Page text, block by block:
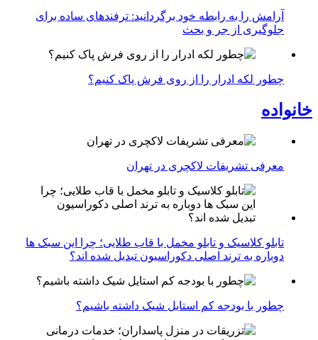
آرامش را به رابطه خود برگردانید: ترفندهای ساده برای
جلوگیری از جر و بحث
چطور لکه ادرار را از روی فرش پاک کنیم؟
خانواده
معرفی تشریفات لاکچری در تهران
تابلو کلاسیک و تابلو مخمل با قاب طلایی؛ چرا این سبک ها
دوباره به ترند اصلی دکوراسیون تبدیل شده اند؟
چطور با بودجه کم استایل شیک داشته باشیم؟